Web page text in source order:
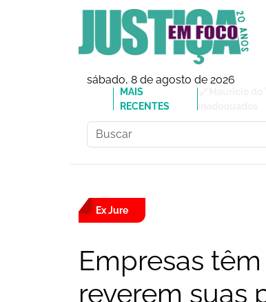
sábado, 8 de agosto de 2026
MAIS
RECENTES
Ex Jure
Empresas
reverem suas